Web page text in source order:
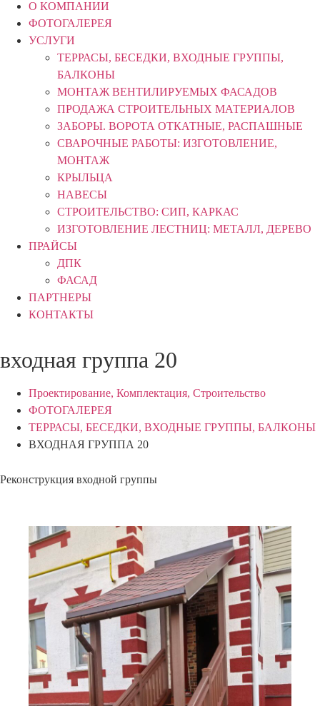
О КОМПАНИИ
ФОТОГАЛЕРЕЯ
УСЛУГИ
ТЕРРАСЫ, БЕСЕДКИ, ВХОДНЫЕ ГРУППЫ,
БАЛКОНЫ
МОНТАЖ ВЕНТИЛИРУЕМЫХ ФАСАДОВ
ПРОДАЖА СТРОИТЕЛЬНЫХ МАТЕРИАЛОВ
ЗАБОРЫ. ВОРОТА ОТКАТНЫЕ, РАСПАШНЫЕ
СВАРОЧНЫЕ РАБОТЫ: ИЗГОТОВЛЕНИЕ,
МОНТАЖ
КРЫЛЬЦА
НАВЕСЫ
СТРОИТЕЛЬСТВО: СИП, КАРКАС
ИЗГОТОВЛЕНИЕ ЛЕСТНИЦ: МЕТАЛЛ, ДЕРЕВО
ПРАЙСЫ
ДПК
ФАСАД
ПАРТНЕРЫ
КОНТАКТЫ
входная группа 20
Проектирование, Комплектация, Строительство
ФОТОГАЛЕРЕЯ
ТЕРРАСЫ, БЕСЕДКИ, ВХОДНЫЕ ГРУППЫ, БАЛКОНЫ
ВХОДНАЯ ГРУППА 20
Реконструкция входной группы